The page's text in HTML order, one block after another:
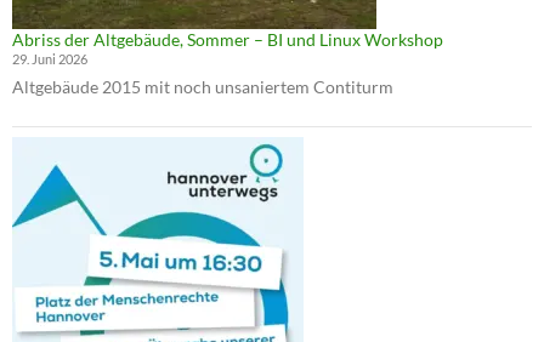
Abriss der Altgebäude, Sommer – BI und Linux Workshop
29. Juni 2026
Altgebäude 2015 mit noch unsaniertem Contiturm